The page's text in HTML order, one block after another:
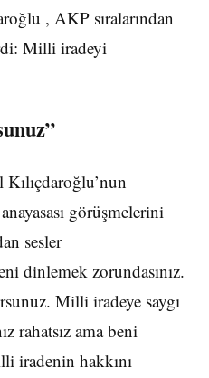
, AKP sıralarından
Milli iradeyi
görüşmelerini
sesler
dinlemek zorundasınız.
Milli iradeye saygı
rahatsız ama beni
iradenin hakkını